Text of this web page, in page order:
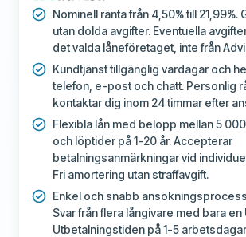
Nominell ränta från 4,50% till 21,99%.
utan dolda avgifter. Eventuella
det valda låneföretaget, inte från
Kundtjänst tillgänglig vardagar och
telefon, e-post och chatt. Personlig
kontaktar dig inom 24 timmar efter
Flexibla lån med belopp mellan 5
och löptider på 1-20 år. Accepterar
betalningsanmärkningar vid
Fri amortering utan straffavgift.
Enkel och snabb ansökningsprocess
Svar från flera långivare med bara
Utbetalningstiden på 1-5